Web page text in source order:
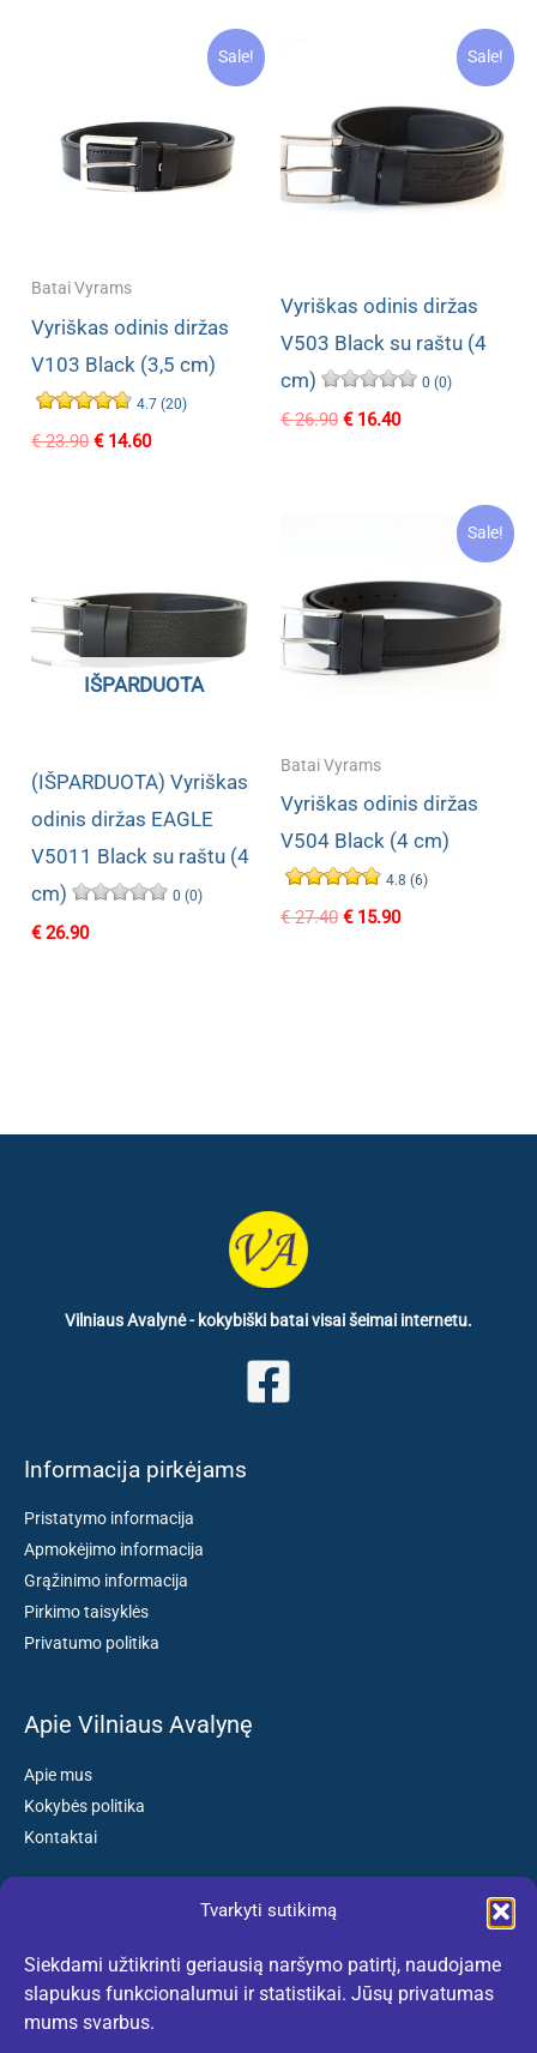
Tvarkyti sutikimą
Siekdami užtikrinti geriausią naršymo patirtį, naudojame
slapukus funkcionalumui ir statistikai. Jūsų privatumas
mums svarbus.
Sale!
Batai Vyrams
Vyriškas odinis diržas
V103 Black (3,5 cm)
4.7 (20)
€23.90 Original
€14.60Current
Sale!
Vyriškas odinis diržas
V503 Black su raštu (4
cm)
0 (0)
€26.90 Original
€16.40Current
IŠPARDUOTA
(IŠPARDUOTA) Vyriškas
odinis diržas EAGLE
V5011 Black su raštu (4
cm)
0 (0)
€26.90
Sale!
Batai Vyrams
Vyriškas odinis diržas
V504 Black (4 cm)
4.8 (6)
€27.40 Original
€15.90Current
Vilniaus Avalynė - kokybiški batai visai šeimai internetu.
Informacija pirkėjams
Pristatymo informacija
Apmokėjimo informacija
Grąžinimo informacija
Pirkimo taisyklės
Privatumo politika
Apie Vilniaus Avalynę
Apie mus
Kokybės politika
Kontaktai
El. paštas: kokybiskibatai@gmail.com
Tel. +370 659 77132